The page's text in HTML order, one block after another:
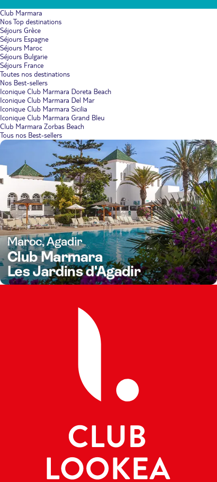
Club Marmara
Nos Top destinations
Séjours Grèce
Séjours Espagne
Séjours Maroc
Séjours Bulgarie
Séjours France
Toutes nos destinations
Nos Best-sellers
Iconique Club Marmara Doreta Beach
Iconique Club Marmara Del Mar
Iconique Club Marmara Sicilia
Iconique Club Marmara Grand Bleu
Club Marmara Zorbas Beach
Tous nos Best-sellers